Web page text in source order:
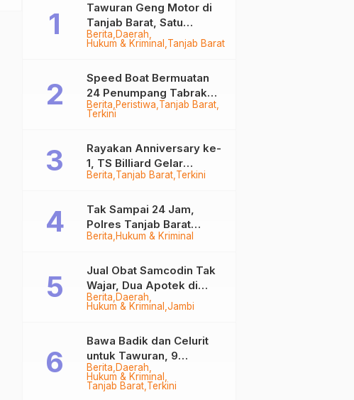
Berita Daerah
Hukum & Kriminal Tanjab Barat
Tawuran Geng Motor di
Tanjab Barat, Satu
Remaja Kritis Dibacok, 3
Pelaku Ditangkap
Berita Peristiwa Tanjab Barat
Terkini
Speed Boat Bermuatan
24 Penumpang Tabrak
Togok di Kuala Tungkal,
Berita Tanjab Barat Terkini
Rayakan Anniversary ke-
1, TS Billiard Gelar
Turnamen 9 Ball
Berita Hukum & Kriminal
Tak Sampai 24 Jam,
Polres Tanjab Barat
Ringkus Komplotan
Tungkal
Berita Daerah
Hukum & Kriminal Jambi
Jual Obat Samcodin Tak
Wajar, Dua Apotek di
Tanjab Barat Disegel
Berita Daerah
Hukum & Kriminal
Tanjab Barat Terkini
Bawa Badik dan Celurit
untuk Tawuran, 9
Anggota Geng Motor di
Tanjab Barat Diringkus